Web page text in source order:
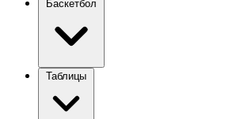
Баскетбол
Таблицы